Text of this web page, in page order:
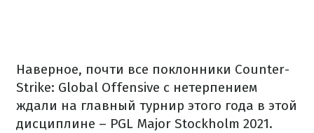
Наверное, почти все поклонники Counter-
Strike: Global Offensive с нетерпением
ждали на главный турнир этого года в этой
дисциплине – PGL Major Stockholm 2021.